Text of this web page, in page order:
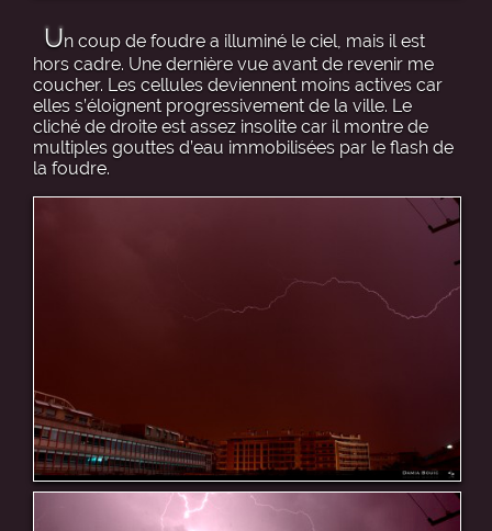
Un coup de foudre a illuminé le ciel, mais il est
hors cadre. Une dernière vue avant de revenir me
coucher. Les cellules deviennent moins actives car
elles s’éloignent progressivement de la ville. Le
cliché de droite est assez insolite car il montre de
multiples gouttes d’eau immobilisées par le flash de
la foudre.